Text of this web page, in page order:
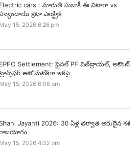
Electric cars : మారుతీ సుజుకీ ఈ విటారా vs
క్రెటా ఎలక్ట్రిక్
May 15, 2026 6:26 pm
EPFO Settlement: ఫైనల్ PF విత్‌డ్రాయల్, అకౌంట్
ఆటోమేటిక్‌గా ఇకపై
May 15, 2026 6:06 pm
Shani Jayanti 2026: 30 ఏళ్ల తర్వాత అరుదైన శశ
May 15, 2026 4:52 pm